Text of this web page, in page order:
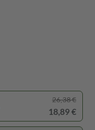
26,38 €
18,89 €